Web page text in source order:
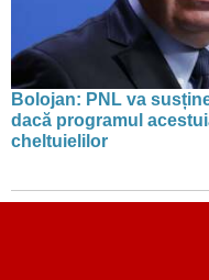
Bolojan: PNL va
dacă programul
cheltuielilor